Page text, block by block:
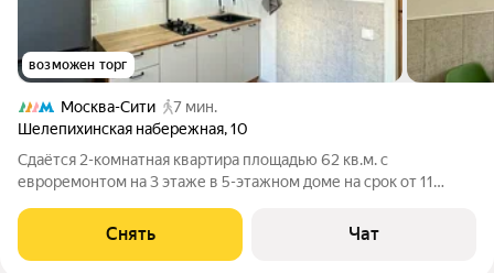
возможен торг
Москва-Сити
7 мин.
Шелепихинская набережная,10
Сдаётся 2-комнатная квартира площадью 62 кв.м. с
евроремонтом на 3 этаже в 5-этажном доме на срок от 11
Холодильник Кондиционер Бойлер Микроволновка Пылесос
Дом - кирпичный, окна выходят во
Снять Чат